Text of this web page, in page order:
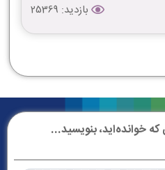
بازدید: 25369
که خوانده‌اید، بنویسید...